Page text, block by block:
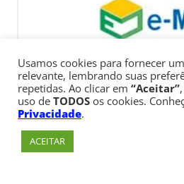
Usamos cookies para fornecer
relevante, lembrando suas
repetidas. Ao clicar em “Aceitar”
uso de TODOS os cookies.
Privacidade.
ACEITAR